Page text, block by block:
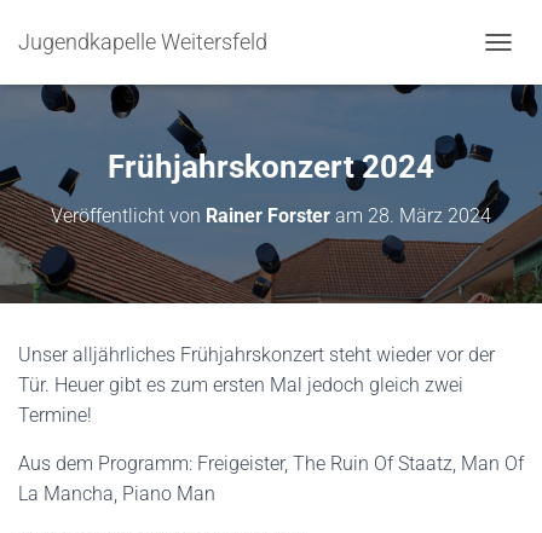
Jugendkapelle Weitersfeld
A
A
T
I
O
N
U
E
Frühjahrskonzert 2024
Veröffentlicht von Rainer Forster am 28. März 2024
Unser alljährliches Frühjahrskonzert steht wieder vor der
Tür. Heuer gibt es zum ersten Mal jedoch gleich zwei
Termine!
Aus dem Programm: Freigeister, The Ruin Of Staatz, Man Of
La Mancha, Piano Man